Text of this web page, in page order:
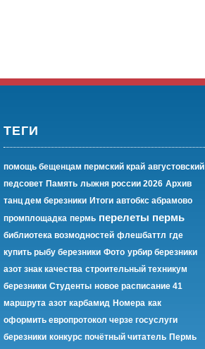
ТЕГИ
помощь бещенцам пермский край августовский
педсовет Память лыжня россии 2026 Архив
танц дем березники Итоги автобкс абрамово
промплощадка пермь перелеты пермь
библиотека возмодностей флешбаттл где
купить рыбу березники Фото урбир березники
азот знак качества строительный техникум
березники Студенты новое расписание 41
маршрута азот карбамид Номера как
оформить европротокол черзе госуслуги
березники конкурс почётный читатель Пермь